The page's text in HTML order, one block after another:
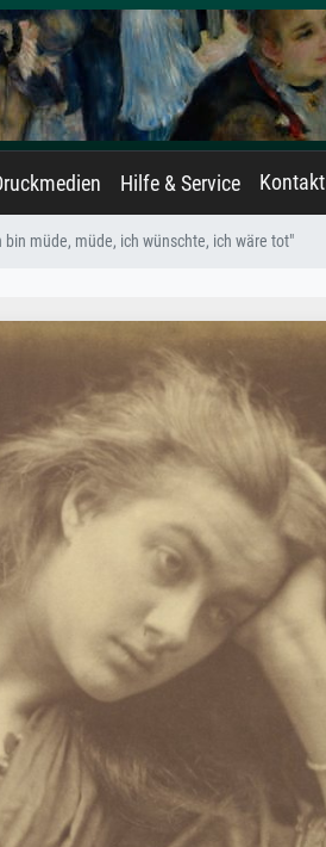
Hilfe & Service Kontakt
bin müde, müde, ich wünschte, ich wäre tot"